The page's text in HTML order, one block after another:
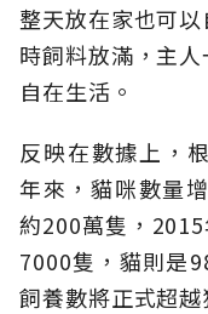
整天放在家也可
時飼料放滿，主
自在生活。
反映在數據上，
年來，貓咪數量
約200萬隻，
7000隻，貓則是
飼養數將正式超